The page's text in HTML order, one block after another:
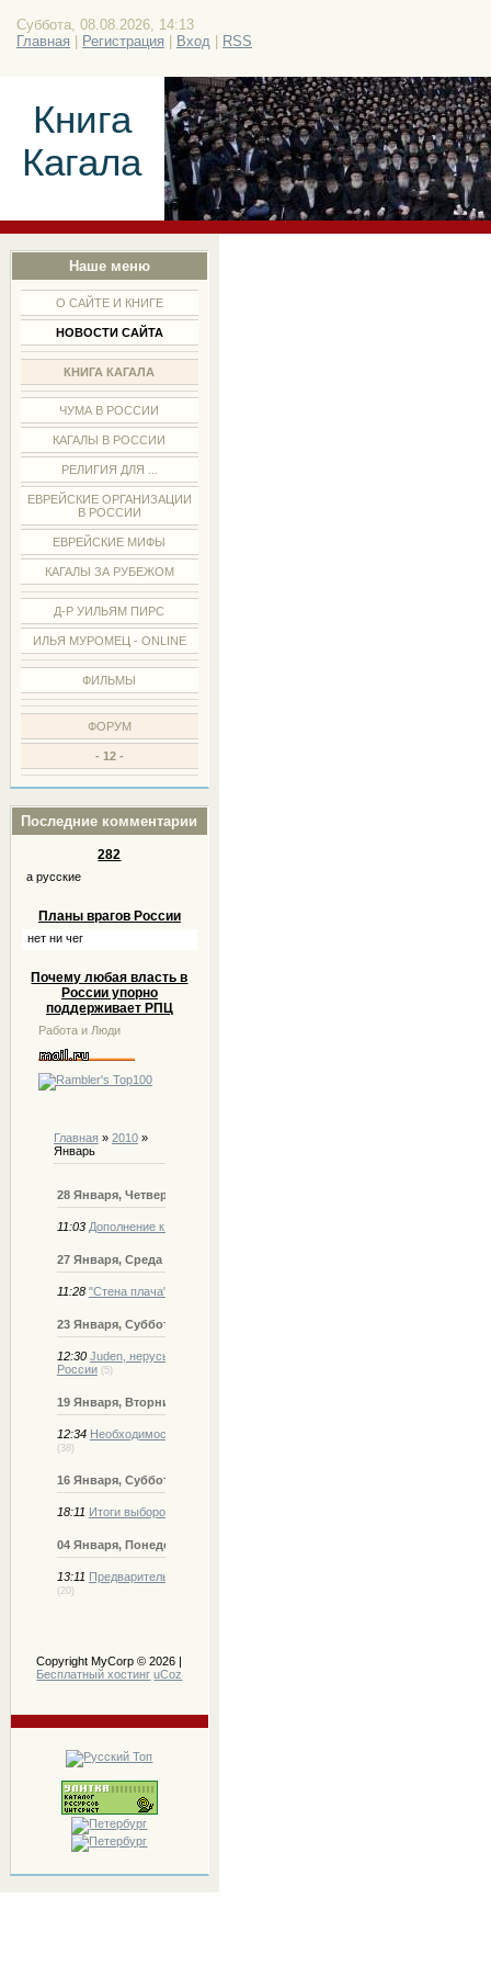
Суббота, 08.08.2026, 14:13
Главная
Регистрация Вход RSS
Книга
Кагала
Наше меню
О САЙТЕ И КНИГЕ
НОВОСТИ САЙТА
КНИГА КАГАЛА
ЧУМА В РОССИИ
КАГАЛЫ В РОССИИ
РЕЛИГИЯ ДЛЯ ...
ЕВРЕЙСКИЕ ОРГАНИЗАЦИИ
В РОССИИ
ЕВРЕЙСКИЕ МИФЫ
КАГАЛЫ ЗА РУБЕЖОМ
Д-Р УИЛЬЯМ ПИРС
ИЛЬЯ МУРОМЕЦ - ONLINE
ФИЛЬМЫ
ФОРУМ
- 12 -
Последние комментарии
282
а русские
Планы врагов России
нет ни чег
Почему любая власть в
России упорно
поддерживает РПЦ
Работа и Люди
Главная» 2010 »
Январь
28 Января, Четверг
11:03 Дополнение к Пункту №1
27 Января, Среда
11:28 "Стена плача" России
23 Января, Суббота
12:30 Juden, нерусь и будущее русских в
России (5)
19 Января, Вторник
12:34 Необходимость и пути ОБЪЕДИНЕНИЯ
(38)
16 Января, Суббота
18:11 Итоги выборов на Украине.
04 Января, Понедельник
13:11 Предварительные итоги "толерантности"
(20)
Copyright MyCorp © 2026
Бесплатный хостинг uCoz